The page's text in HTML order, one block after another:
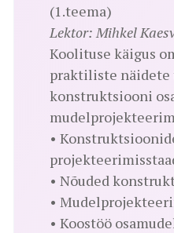
(1.teema)
Lektor: Mihkel
Koolituse käigus
praktiliste näidete
konstruktsiooni
•
• Nõuded
•
• Koostöö